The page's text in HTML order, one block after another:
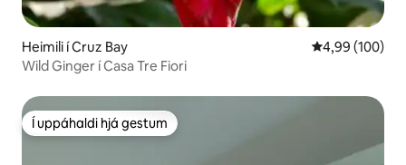
Heimili í Cruz Bay 4,99 af 5 í
4,99 (100)
Wild Ginger í Casa Tre Fiori
Í uppáhaldi hjá gestum
Í uppáhaldi hjá gestum